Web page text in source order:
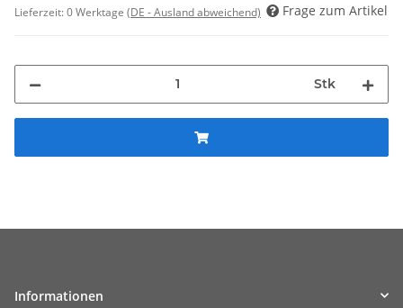
Lieferzeit:0 Werktage (DE - Ausland abweichend) Frage zum Artikel
Stk
Informationen